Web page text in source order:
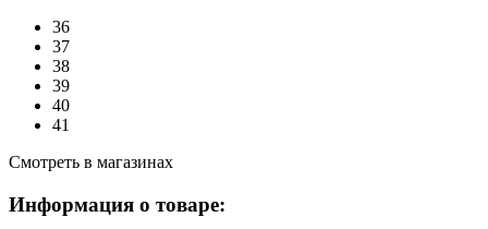
36
37
38
39
40
41
Смотреть в магазинах
Информация о товаре: